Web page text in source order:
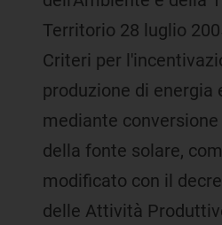
Territorio 28 luglio
Criteri per
produzione di energia
mediante
della fonte solare,
modificato con il
delle Attività